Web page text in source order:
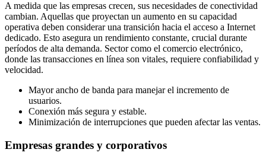
A medida que las empresas crecen, sus necesidades de conectividad
cambian. Aquellas que proyectan un aumento en su capacidad
operativa deben considerar una transición hacia el acceso a Internet
dedicado. Esto asegura un rendimiento constante, crucial durante
períodos de alta demanda. Sector como el comercio electrónico,
donde las transacciones en línea son vitales, requiere confiabilidad y
velocidad.
Mayor ancho de banda para manejar el incremento de
usuarios.
Conexión más segura y estable.
Minimización de interrupciones que pueden afectar las ventas.
Empresas grandes y corporativos